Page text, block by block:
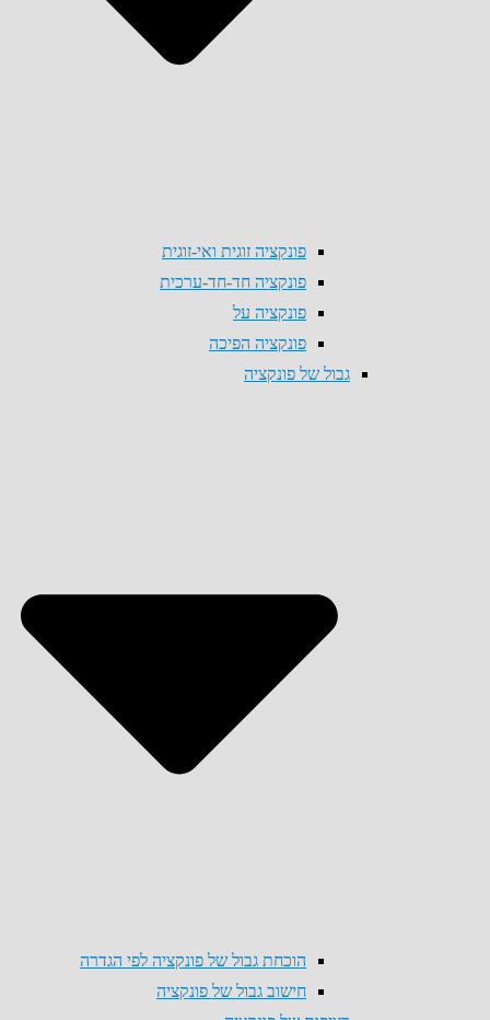
פונקציה זוגית ואי-זוגית
פונקציה חד-חד-ערכית
פונקציה על
פונקציה הפיכה
גבול של פונקציה
הוכחת גבול של פונקציה לפי הגדרה
חישוב גבול של פונקציה